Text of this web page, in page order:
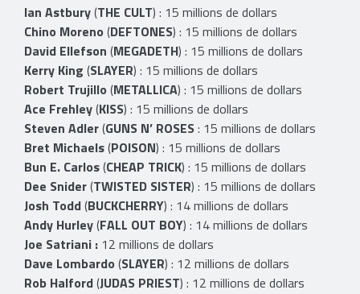
Ian Astbury(THE CULT) : 15 millions de dollars
Chino Moreno (DEFTONES) : 15 millions de dollars
David Ellefson (MEGADETH) : 15 millions de dollars
Kerry King (SLAYER) : 15 millions de dollars
Robert Trujillo (METALLICA) : 15 millions de dollars
Ace Frehley(KISS) : 15 millions de dollars
Steven Adler(GUNS N’ ROSES: 15 millions de dollars
Bret Michaels(POISON) : 15 millions de dollars
Bun E. Carlos(CHEAP TRICK) : 15 millions de dollars
Dee Snider(TWISTED SISTER) : 15 millions de dollars
Josh Todd(BUCKCHERRY) : 14 millions de dollars
Andy Hurley(FALL OUT BOY) : 14 millions de dollars
Joe Satriani : 12 millions de dollars
Dave Lombardo (SLAYER) : 12 millions de dollars
Rob Halford(JUDAS PRIEST) : 12 millions de dollars